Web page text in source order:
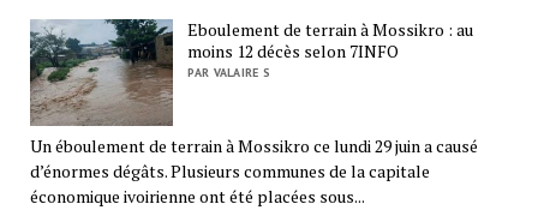
Eboulement de terrain à Mossikro : au
moins 12 décès selon 7INFO
PAR VALAIRE S
Un éboulement de terrain à Mossikro ce lundi 29 juin a causé
d’énormes dégâts. Plusieurs communes de la capitale
économique ivoirienne ont été placées sous...